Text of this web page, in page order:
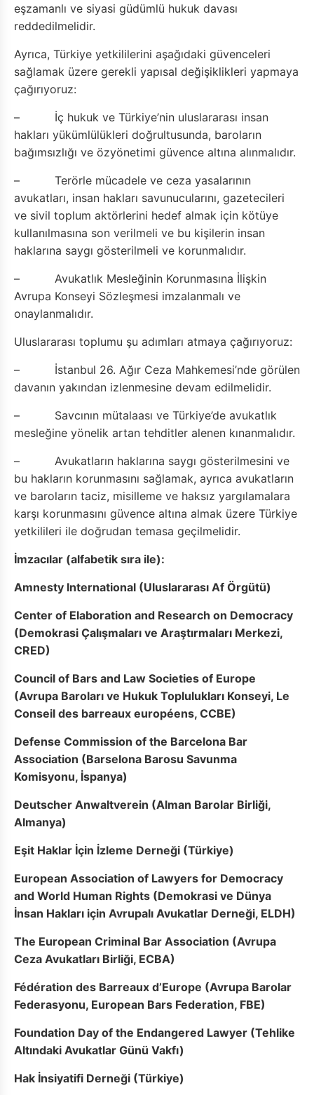
eşzamanlı ve siyasi güdümlü hukuk davası
reddedilmelidir.
Ayrıca, Türkiye yetkililerini aşağıdaki güvenceleri
sağlamak üzere gerekli yapısal değişiklikleri yapmaya
çağırıyoruz:
– İç hukuk ve Türkiye’nin uluslararası insan
hakları yükümlülükleri doğrultusunda, baroların
bağımsızlığı ve özyönetimi güvence altına alınmalıdır.
– Terörle mücadele ve ceza yasalarının
avukatları, insan hakları savunucularını, gazetecileri
ve sivil toplum aktörlerini hedef almak için kötüye
kullanılmasına son verilmeli ve bu kişilerin insan
haklarına saygı gösterilmeli ve korunmalıdır.
– Avukatlık Mesleğinin Korunmasına İlişkin
Avrupa Konseyi Sözleşmesi imzalanmalı ve
onaylanmalıdır.
Uluslararası toplumu şu adımları atmaya çağırıyoruz:
– İstanbul 26. Ağır Ceza Mahkemesi’nde görülen
davanın yakından izlenmesine devam edilmelidir.
– Savcının mütalaası ve Türkiye’de avukatlık
mesleğine yönelik artan tehditler alenen kınanmalıdır.
– Avukatların haklarına saygı gösterilmesini ve
bu hakların korunmasını sağlamak, ayrıca avukatların
ve baroların taciz, misilleme ve haksız yargılamalara
karşı korunmasını güvence altına almak üzere Türkiye
yetkilileri ile doğrudan temasa geçilmelidir.
İmzacılar (alfabetik sıra ile):
Amnesty International (Uluslararası Af Örgütü)
Center of Elaboration and Research on Democracy
(Demokrasi Çalışmaları ve Araştırmaları Merkezi,
CRED)
Council of Bars and Law Societies of Europe
(Avrupa Baroları ve Hukuk Toplulukları Konseyi, Le
Conseil des barreaux européens, CCBE)
Defense Commission of the Barcelona Bar
Association (Barselona Barosu Savunma
Komisyonu, İspanya)
Deutscher Anwaltverein (Alman Barolar Birliği,
Almanya)
Eşit Haklar İçin İzleme Derneği (Türkiye)
European Association of Lawyers for Democracy
and World Human Rights (Demokrasi ve Dünya
İnsan Hakları için Avrupalı Avukatlar Derneği, ELDH)
The European Criminal Bar Association (Avrupa
Ceza Avukatları Birliği, ECBA)
Fédération des Barreaux d’Europe (Avrupa Barolar
Federasyonu, European Bars Federation, FBE)
Foundation Day of the Endangered Lawyer (Tehlike
Altındaki Avukatlar Günü Vakfı)
Hak İnsiyatifi Derneği (Türkiye)